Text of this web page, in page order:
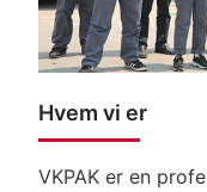
Hvem vi er
VKPAK er en